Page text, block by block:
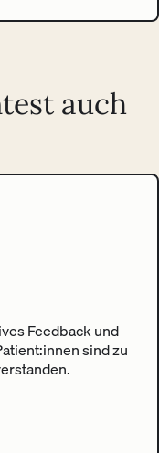
auch
Feedback und
sind zu